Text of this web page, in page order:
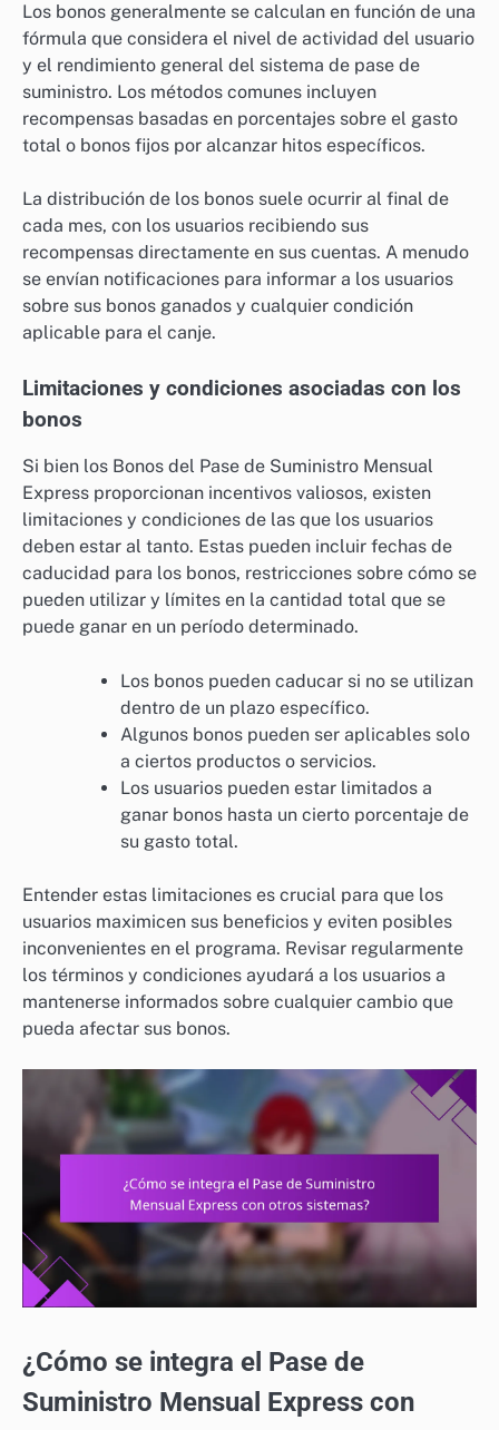
Los bonos generalmente se calculan en función de una
fórmula que considera el nivel de actividad del usuario
y el rendimiento general del sistema de pase de
suministro. Los métodos comunes incluyen
recompensas basadas en porcentajes sobre el gasto
total o bonos fijos por alcanzar hitos específicos.
La distribución de los bonos suele ocurrir al final de
cada mes, con los usuarios recibiendo sus
recompensas directamente en sus cuentas. A menudo
se envían notificaciones para informar a los usuarios
sobre sus bonos ganados y cualquier condición
aplicable para el canje.
Limitaciones y condiciones asociadas con los
bonos
Si bien los Bonos del Pase de Suministro Mensual
Express proporcionan incentivos valiosos, existen
limitaciones y condiciones de las que los usuarios
deben estar al tanto. Estas pueden incluir fechas de
caducidad para los bonos, restricciones sobre cómo se
pueden utilizar y límites en la cantidad total que se
puede ganar en un período determinado.
Los bonos pueden caducar si no se utilizan
dentro de un plazo específico.
Algunos bonos pueden ser aplicables solo
a ciertos productos o servicios.
Los usuarios pueden estar limitados a
ganar bonos hasta un cierto porcentaje de
su gasto total.
Entender estas limitaciones es crucial para que los
usuarios maximicen sus beneficios y eviten posibles
inconvenientes en el programa. Revisar regularmente
los términos y condiciones ayudará a los usuarios a
mantenerse informados sobre cualquier cambio que
pueda afectar sus bonos.
¿Cómo se integra el Pase de
Suministro Mensual Express con